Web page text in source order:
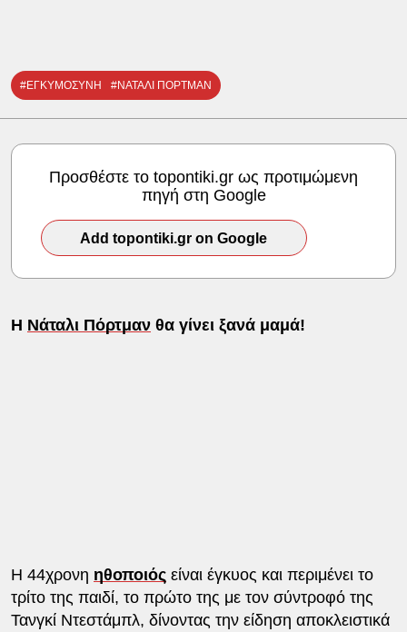
#ΕΓΚΥΜΟΣΥΝΗ #ΝΑΤΑΛΙ ΠΟΡΤΜΑΝ
Προσθέστε το topontiki.gr ως προτιμώμενη
πηγή στη Google
Add topontiki.gr on Google
Η Νάταλι Πόρτμανθα γίνει ξανά μαμά!
Η 44χρονη ηθοποιόςείναι έγκυος και περιμένει το
τρίτο της παιδί, το πρώτο της με τον σύντροφό της
Τανγκί Ντεστάμπλ, δίνοντας την είδηση ​​αποκλειστικά